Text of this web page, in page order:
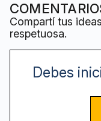
Compartí tus
respetuosa.
Debes